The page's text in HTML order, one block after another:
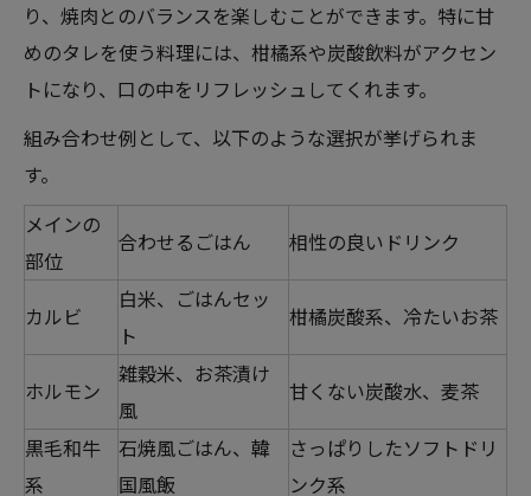
り、焼肉とのバランスを楽しむことができます。特に甘
めのタレを使う料理には、柑橘系や炭酸飲料がアクセン
トになり、口の中をリフレッシュしてくれます。
組み合わせ例として、以下のような選択が挙げられま
す。
メインの
部位
合わせるごはん 相性の良いドリンク
カルビ
白米、ごはんセッ
ト
柑橘炭酸系、冷たいお茶
ホルモン
雑穀米、お茶漬け
風
甘くない炭酸水、麦茶
黒毛和牛
系
石焼風ごはん、韓
国風飯
さっぱりしたソフトドリ
ンク系